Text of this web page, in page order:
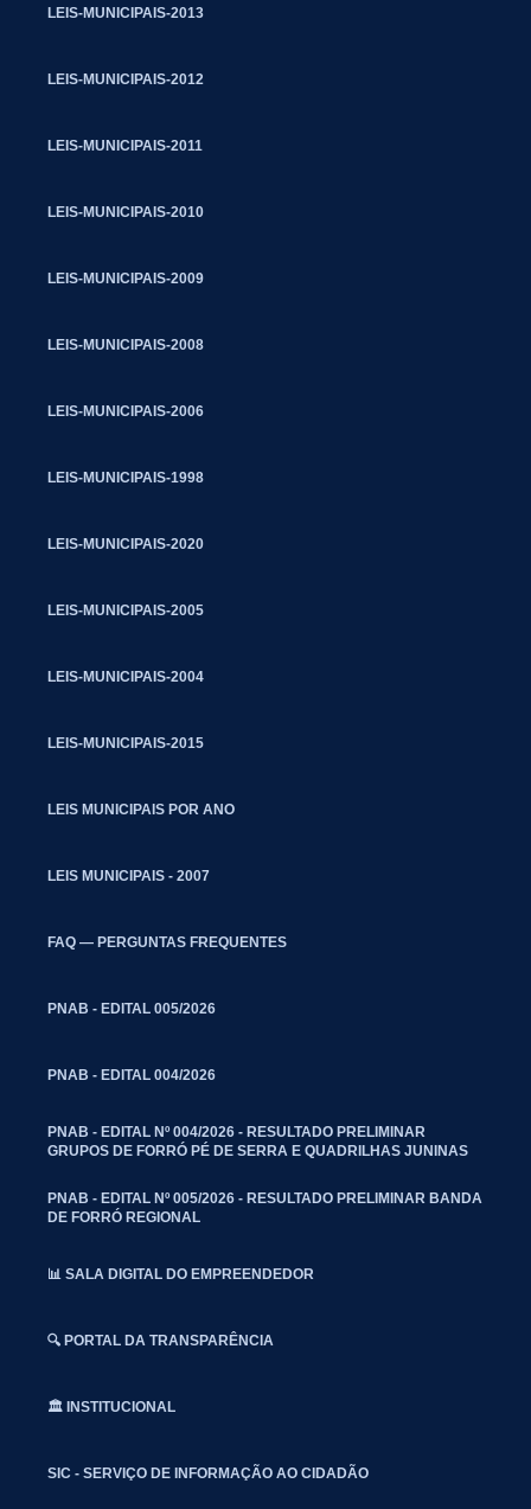
LEIS-MUNICIPAIS-2013
LEIS-MUNICIPAIS-2012
LEIS-MUNICIPAIS-2011
LEIS-MUNICIPAIS-2010
LEIS-MUNICIPAIS-2009
LEIS-MUNICIPAIS-2008
LEIS-MUNICIPAIS-2006
LEIS-MUNICIPAIS-1998
LEIS-MUNICIPAIS-2020
LEIS-MUNICIPAIS-2005
LEIS-MUNICIPAIS-2004
LEIS-MUNICIPAIS-2015
LEIS MUNICIPAIS POR ANO
LEIS MUNICIPAIS - 2007
FAQ — PERGUNTAS FREQUENTES
PNAB - EDITAL 005/2026
PNAB - EDITAL 004/2026
PNAB - EDITAL Nº 004/2026 - RESULTADO PRELIMINAR
GRUPOS DE FORRÓ PÉ DE SERRA E QUADRILHAS JUNINAS
PNAB - EDITAL Nº 005/2026 - RESULTADO PRELIMINAR BANDA
DE FORRÓ REGIONAL
📊 SALA DIGITAL DO EMPREENDEDOR
🔍 PORTAL DA TRANSPARÊNCIA
🏛️ INSTITUCIONAL
SIC - SERVIÇO DE INFORMAÇÃO AO CIDADÃO